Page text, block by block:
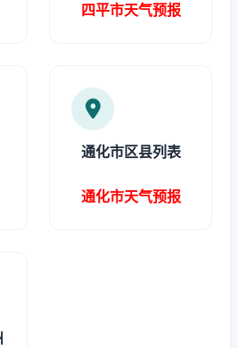
四平市天气预报
通化市区县列表
通化市天气预报